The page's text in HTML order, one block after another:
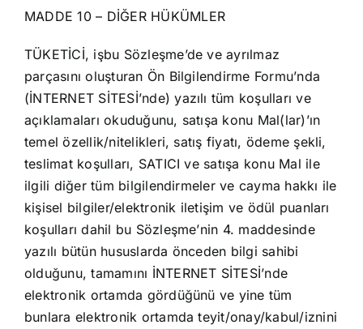
MADDE 10 – DİĞER HÜKÜMLER
TÜKETİCİ, işbu Sözleşme’de ve ayrılmaz
parçasını oluşturan Ön Bilgilendirme Formu’nda
(İNTERNET SİTESİ’nde) yazılı tüm koşulları ve
açıklamaları okuduğunu, satışa konu Mal(lar)’ın
temel özellik/nitelikleri, satış fiyatı, ödeme şekli,
teslimat koşulları, SATICI ve satışa konu Mal ile
ilgili diğer tüm bilgilendirmeler ve cayma hakkı ile
kişisel bilgiler/elektronik iletişim ve ödül puanları
koşulları dahil bu Sözleşme’nin 4. maddesinde
yazılı bütün hususlarda önceden bilgi sahibi
olduğunu, tamamını İNTERNET SİTESİ’nde
elektronik ortamda gördüğünü ve yine tüm
bunlara elektronik ortamda teyit/onay/kabul/iznini